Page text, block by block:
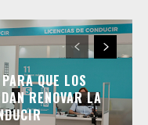
QUE LOS
RENOVAR LA